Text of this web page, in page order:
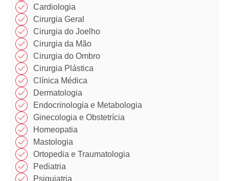
Cardiologia
Cirurgia Geral
Cirurgia do Joelho
Cirurgia da Mão​
Cirurgia do Ombro​​
Cirurgia Plástica​​
Clínica Médica​​
Dermatologia
Endocrinologia e Metabologia​
Ginecologia e Obstetrícia
Homeopatia​
Mastologia​
Ortopedia e Traumatologia​
Pediatria
Psiquiatria